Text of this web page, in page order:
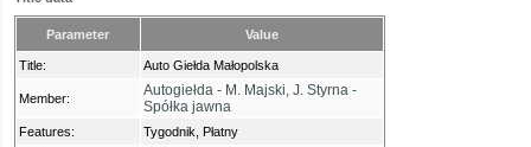
Parameter Value
Title: Auto Giełda Małopolska
Member:
Autogiełda - M. Majski, J. Styrna -
Spółka jawna
Features:
Tygodnik, Płatny